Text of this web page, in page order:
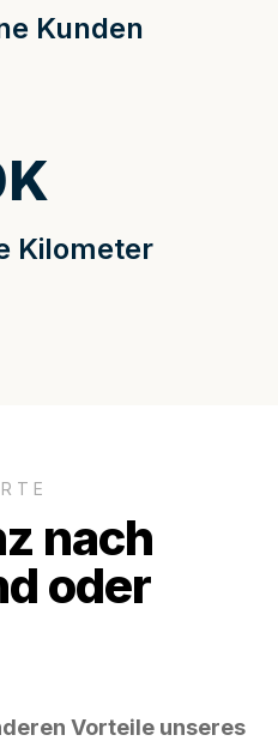
Kunden
Kilometer
K
nach
oder
Vorteile unseres